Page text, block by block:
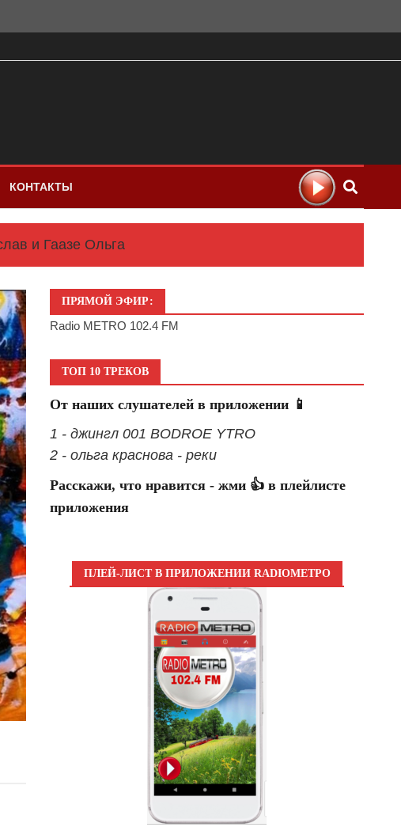
КОНТАКТЫ
и Гаазе Ольга
ПРЯМОЙ ЭФИР:
Radio METRO 102.4 FM
ТОП 10 ТРЕКОВ
От наших слушателей в приложении 📱
1 - джингл 001 BODROE YTRO
2 - ольга краснова - реки
Расскажи, что нравится - жми 👍 в плейлисте
приложения
ПЛЕЙ-ЛИСТ В ПРИЛОЖЕНИИ RADIOМЕТРО